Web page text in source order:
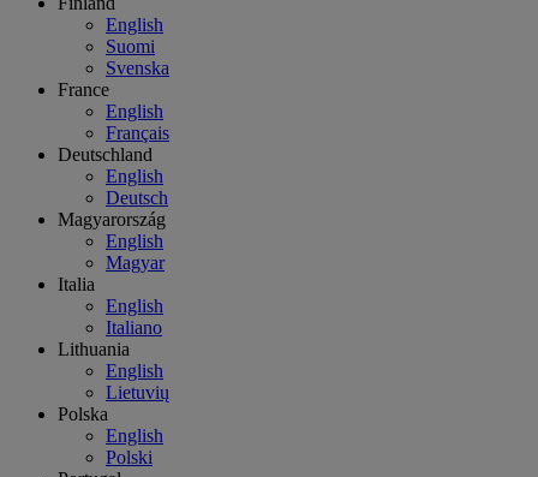
English
Suomi
Svenska
France
English
Français
Deutschland
English
Deutsch
Magyarország
English
Magyar
Italia
English
Italiano
Lithuania
English
Lietuvių
Polska
English
Polski